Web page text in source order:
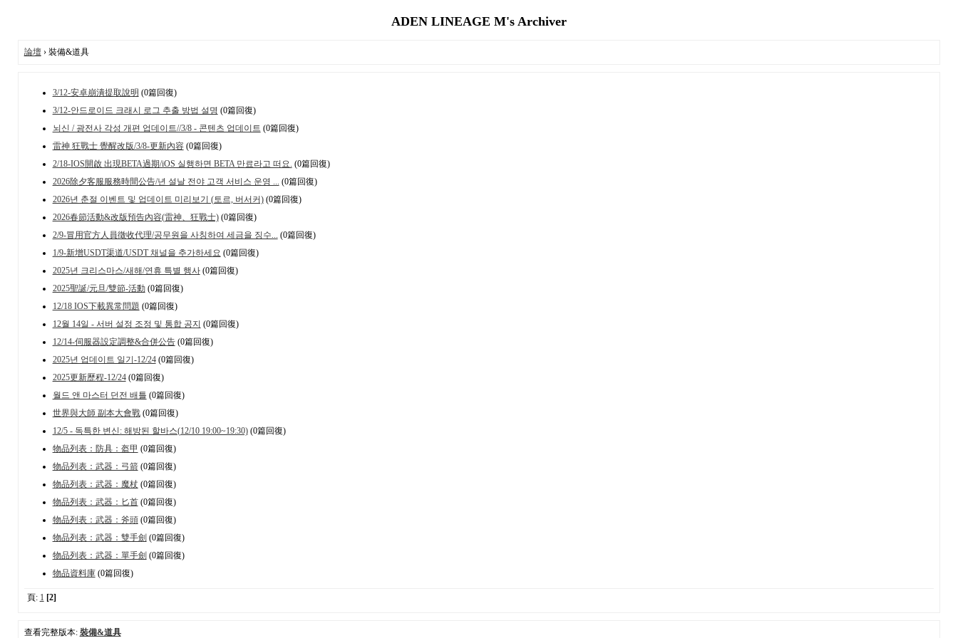
ADEN LINEAGE M's Archiver
論壇› 裝備&道具
3/12-安卓崩潰提取說明 (0篇回復)
3/12-안드로이드 크래시 로그 추출 방법 설명 (0篇回復)
뇌신 / 광전사 각성 개편 업데이트//3/8 - 콘텐츠 업데이트 (0篇回復)
雷神 狂戰士 覺醒改版/3/8-更新內容(0篇回復)
2/18-IOS開啟 出現BETA過期/iOS 실행하면 BETA 만료라고 떠요. (0篇回復)
2026除夕客服服務時間公告/년 설날 전야 고객 서비스 운영 ... (0篇回復)
2026년 춘절 이벤트 및 업데이트 미리보기 (토르, 버서커)(0篇回復)
2026春節活動&改版預告內容(雷神、狂戰士)(0篇回復)
2/9-冒用官方人員徵收代理/공무원을 사칭하여 세금을 징수... (0篇回復)
1/9-新增USDT渠道/USDT 채널을 추가하세요 (0篇回復)
2025년 크리스마스/새해/연휴 특별 행사(0篇回復)
2025聖誕/元旦/雙節-活動(0篇回復)
12/18 IOS下載異常問題 (0篇回復)
12월 14일 - 서버 설정 조정 및 통합 공지 (0篇回復)
12/14-伺服器設定調整&合併公告(0篇回復)
2025년 업데이트 일기-12/24(0篇回復)
2025更新歷程-12/24(0篇回復)
월드 앤 마스터 던전 배틀 (0篇回復)
世界與大師 副本大會戰(0篇回復)
12/5 - 독특한 변신: 해방된 할바스(12/10 19:00~19:30)(0篇回復)
物品列表：防具：盔甲 (0篇回復)
物品列表：武器：弓箭(0篇回復)
物品列表：武器：魔杖 (0篇回復)
物品列表：武器：匕首(0篇回復)
物品列表：武器：斧頭(0篇回復)
物品列表：武器：雙手劍 (0篇回復)
物品列表：武器：單手劍 (0篇回復)
物品資料庫(0篇回復)
頁: 1 [2]
查看完整版本: 裝備&道具